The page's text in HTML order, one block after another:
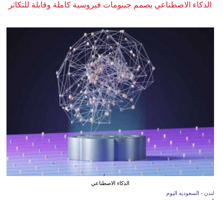
الذكاء الاصطناعي يصمم جينومات فيروسية كاملة وقابلة للتكاثر
الذكاء الاصطناعي
لندن - السعوديه اليوم